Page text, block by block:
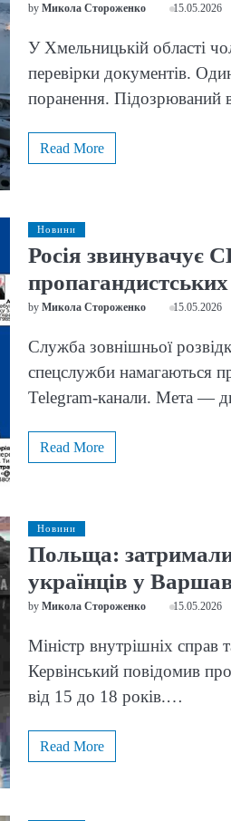
by Микола Стороженко 15.05.2026
У Хмельницькій області
перевірки документів.
поранення. Підозрюваний
Read More
Новини
Росія звинувачує
by Микола Стороженко 15.05.2026
Служба зовнішньої
спецслужби намагаються
Telegram-канали. Мета —
Read More
Новини
Польща: затримали
українців у
by Микола Стороженко 15.05.2026
Міністр внутрішніх справ
Кервінський повідомив
від 15 до 18 років.…
Read More